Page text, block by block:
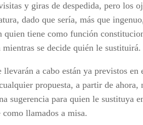
y giras de despedida, pero los
dado que sería, más que
quien tiene como función
se decide quién le sustituirá.
a cabo están ya previstos en
propuesta, a partir de ahora,
sugerencia para quien le sustituya
como llamados a misa.